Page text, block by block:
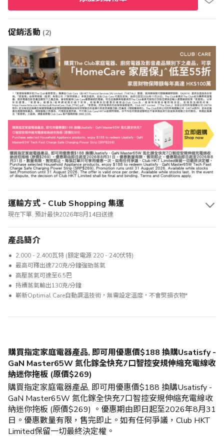
促銷活動 (2)
運輸方式 - Club Shopping 集運
現在下單, 預計最快2026年8月14日送達
產品簡介
2,000 - 2,400瓦特 (額定電源 220 - 240伏特)
最高可釋出達720克/分鐘強勁蒸氣
高壓蒸氣可達至6.5巴
持續蒸氣輸出130克/分鐘
嶄新Optimal Care自動調溫技術，無需設定溫度，不會熨損衣物*
購買指定家庭電器產品, 即可用優惠價$188 換購Usatisfy -
GaN Master65W 氮化鎵全快充7口智控安規伸縮充電線收
納迷你拖板 (原價$269)
購買指定家庭電器產品, 即可用優惠價$188 換購Usatisfy -
GaN Master65W 氮化鎵全快充7口智控安規伸縮充電線收
納迷你拖板 (原價$269) 。優惠期由即日起至2026年8月31
日。優惠數量有限，售完即止。如有任何爭議，Club HKT
Limited保留一切最終決定權。